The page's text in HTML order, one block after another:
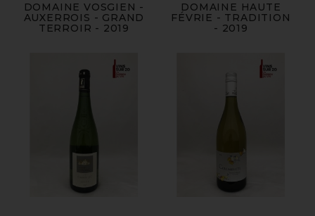
DOMAINE VOSGIEN -
AUXERROIS - GRAND
TERROIR - 2019
DOMAINE HAUTE
FÉVRIE - TRADITION
- 2019